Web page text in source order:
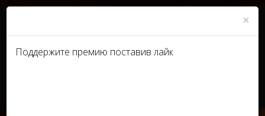
×
Поддержите премию поставив лайк